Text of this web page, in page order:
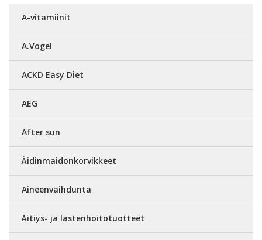
A-vitamiinit
A.Vogel
ACKD Easy Diet
AEG
After sun
Äidinmaidonkorvikkeet
Aineenvaihdunta
Äitiys- ja lastenhoitotuotteet